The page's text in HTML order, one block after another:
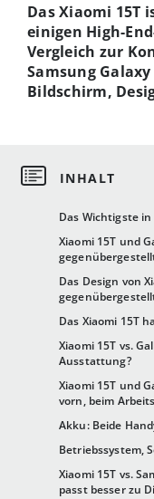
Das Wichtigste
Xiaomi 15T und
Das Design von
Das Xiaomi 15T
Xiaomi 15T vs.
Ausstattung?
Xiaomi 15T und
vorn, beim
Akku: Beide
Betriebssystem,
Xiaomi 15T vs.
passt besser zu
Das Xiaomi 15T
einigen High-
Vergleich zur
Samsung Galaxy
Bildschirm,